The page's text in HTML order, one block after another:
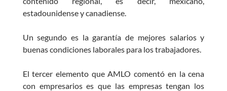
estadounidense y canadiense.
Un segundo es la garantía de mejores salarios y
buenas condiciones laborales para los trabajadores.
El tercer elemento que AMLO comentó en la cena
con empresarios es que las empresas tengan los